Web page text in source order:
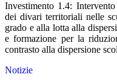
Investimento 1.4:
dei divari territoriali nelle
grado e alla lotta alla
e formazione per la
contrasto alla dispersione
Notizie